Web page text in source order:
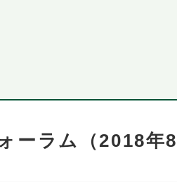
ーラム（2018年8